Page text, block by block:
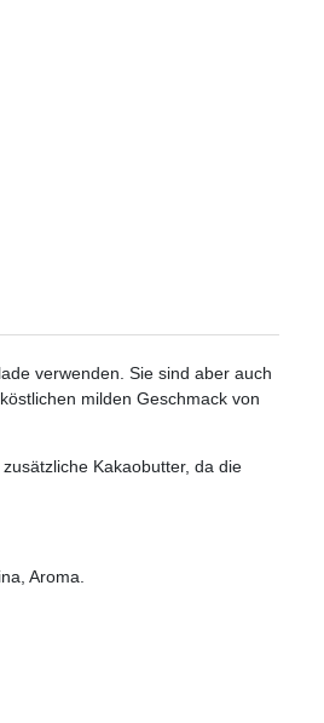
verwenden. Sie sind aber auch
milden Geschmack von
Kakaobutter, da die
Aroma.